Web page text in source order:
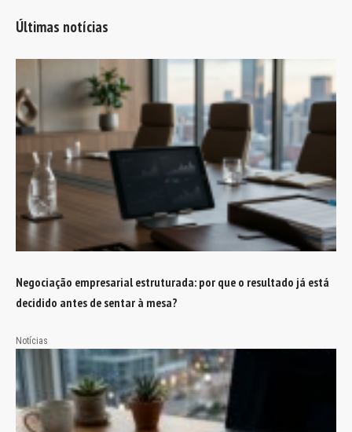
Últimas notícias
Negociação empresarial estruturada: por que o resultado já está
decidido antes de sentar à mesa?
Notícias